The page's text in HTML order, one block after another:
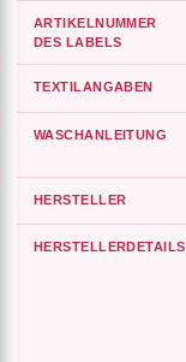
ARTIKELNUMMER
DES LABELS
TEXTILANGABEN
WASCHANLEITUNG
HERSTELLER
HERSTELLERDETAILS